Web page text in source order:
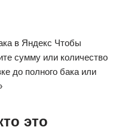
в Яндекс Чтобы
сумму или количество
до полного бака или
это